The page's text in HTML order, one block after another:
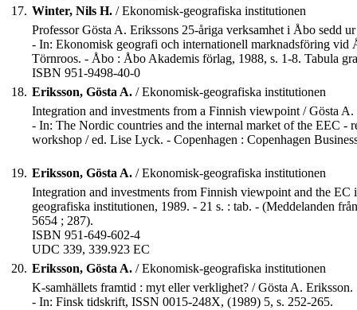
17. Winter, Nils H. / Ekonomisk-geografiska institutionen
Professor Gösta A. Erikssons 25-åriga verksamhet i Åbo sedd
- In: Ekonomisk geografi och internationell marknadsföring
Törnroos. - Åbo : Åbo Akademis förlag, 1988, s. 1-8. Tabula
ISBN 951-9498-40-0
18. Eriksson, Gösta A. / Ekonomisk-geografiska institutionen
Integration and investments from a Finnish viewpoint / Gösta A.
- In: The Nordic countries and the internal market of the EEC -
workshop / ed. Lise Lyck. - Copenhagen : Copenhagen
19. Eriksson, Gösta A. / Ekonomisk-geografiska institutionen
Integration and investments from Finnish viewpoint and the
geografiska institutionen, 1989. - 21 s. : tab. - (Meddelanden
5654 ; 287).
ISBN 951-649-602-4
UDC 339, 339.923 EC
20. Eriksson, Gösta A. / Ekonomisk-geografiska institutionen
K-samhällets framtid : myt eller verklighet? / Gösta A. Eriksson.
- In: Finsk tidskrift, ISSN 0015-248X, (1989) 5, s. 252-265.